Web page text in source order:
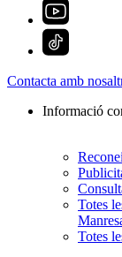
Contacta amb
Informació
Totes
Totes